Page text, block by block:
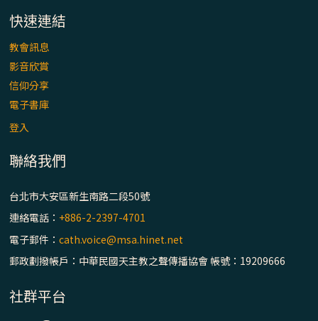
快速連結
教會訊息
影音欣賞
信仰分享
電子書庫
登入
聯絡我們
台北市大安區新生南路二段50號
連絡電話： +886-2-2397-4701
電子郵件：cath.voice@msa.hinet.net
郵政劃撥帳戶：中華民國天主教之聲傳播協會 帳號：19209666
社群平台